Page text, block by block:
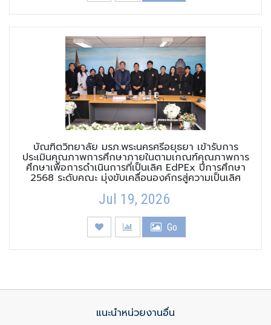
บัณฑิตวิทยาลัย มรภ.พระนครศรีอยุธยา เข้ารับการ
ประเมินคุณภาพการศึกษาภายในตามเกณฑ์คุณภาพการ
ศึกษาเพื่อการดำเนินการที่เป็นเลิศ EdPEx ปีการศึกษา
2568 ระดับคณะ มุ่งขับเคลื่อนองค์กรสู่ความเป็นเลิศ
Jul 19, 2026
Go
แนะนำหน่วยงานอื่น